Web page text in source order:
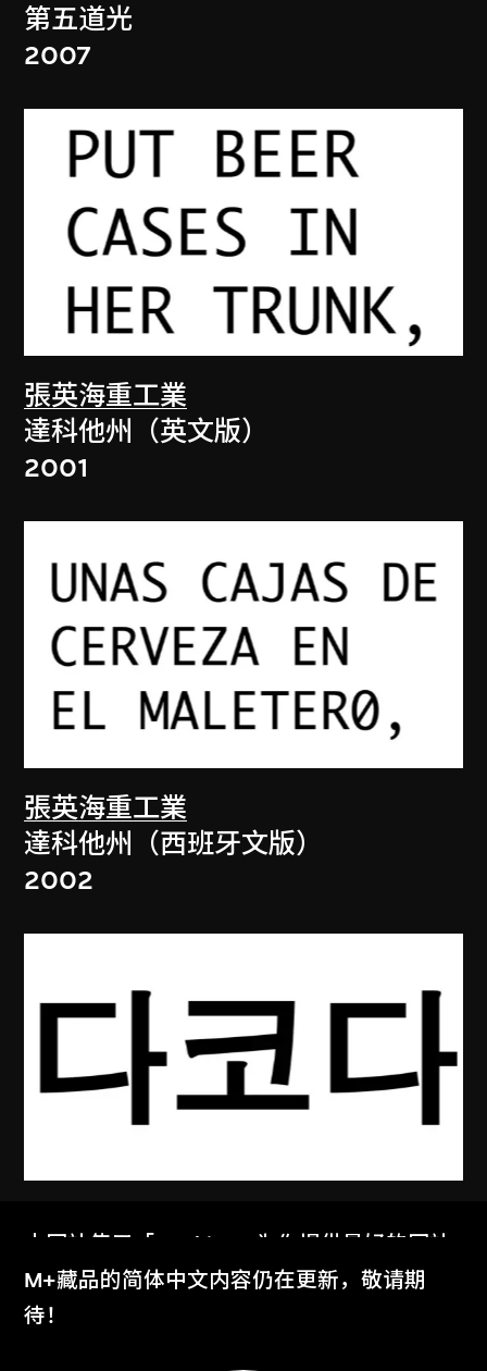
第五道光
2007
張英海重工業
達科他州（英文版）
2001
張英海重工業
達科他州（西班牙文版）
2002
2003
本网站使用「Cookies」为你提供最好的网站
体验。
了解更多
M+藏品的简体中文内容仍在更新，敬请期
待！